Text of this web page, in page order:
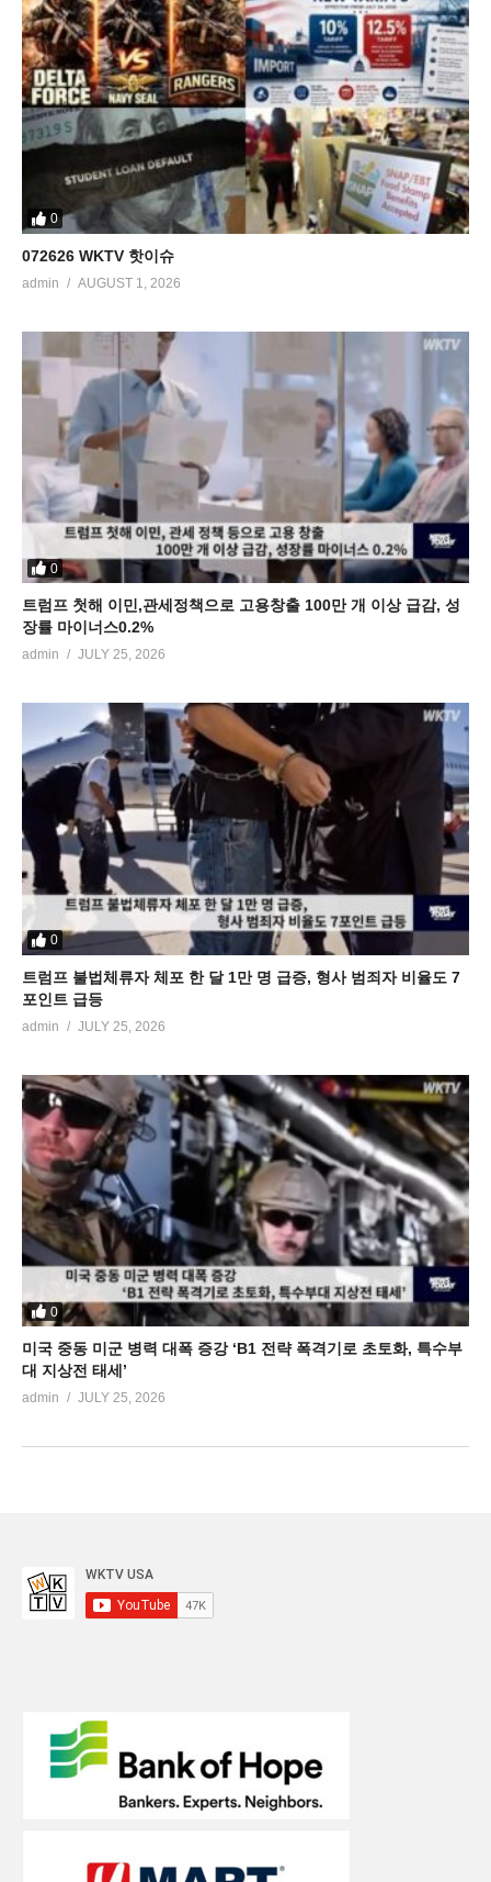
0
072626 WKTV 핫이슈
admin AUGUST 1, 2026
0
트럼프 첫해 이민,관세정책으로 고용창출 100만 개 이상 급감, 성
장률 마이너스0.2%
admin JULY 25, 2026
0
트럼프 불법체류자 체포 한 달 1만 명 급증, 형사 범죄자 비율도 7
포인트 급등
admin JULY 25, 2026
0
미국 중동 미군 병력 대폭 증강 ‘B1 전략 폭격기로 초토화, 특수부
대 지상전 태세’
admin JULY 25, 2026